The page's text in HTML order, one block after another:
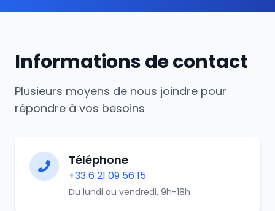
Informations de contact
Plusieurs moyens de nous joindre pour
répondre à vos besoins
Téléphone
+33 6 21 09 56 15
Du lundi au vendredi, 9h-18h